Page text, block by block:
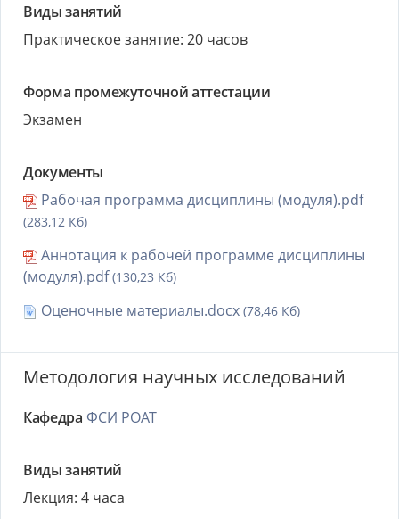
Виды занятий
Практическое занятие: 20 часов
Форма промежуточной аттестации
Экзамен
Документы
Рабочая программа дисциплины (модуля).pdf
(283,12 Кб)
Аннотация к рабочей программе дисциплины
(модуля).pdf(130,23 Кб)
Оценочные материалы.docx (78,46 Кб)
Методология научных исследований
Кафедра ФСИ РОАТ
Виды занятий
Лекция: 4 часа